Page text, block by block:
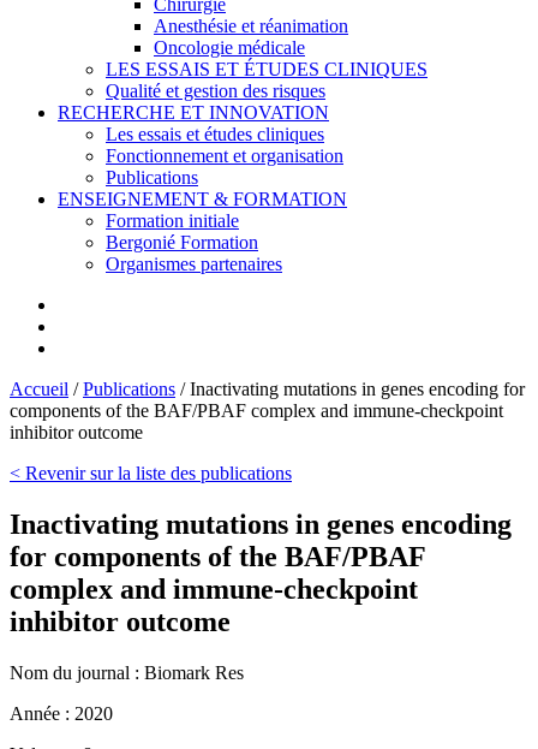
Chirurgie
Anesthésie et réanimation
Oncologie médicale
LES ESSAIS ET ÉTUDES CLINIQUES
Qualité et gestion des risques
RECHERCHE ET INNOVATION
Les essais et études cliniques
Fonctionnement et organisation
Publications
ENSEIGNEMENT & FORMATION
Formation initiale
Bergonié Formation
Organismes partenaires
Accueil /Publications /Inactivating mutations in genes encoding for
components of the BAF/PBAF complex and immune-checkpoint
inhibitor outcome
< Revenir sur la liste des publications
Inactivating mutations in genes encoding
for components of the BAF/PBAF
complex and immune-checkpoint
inhibitor outcome
Nom du journal : Biomark Res
Année : 2020